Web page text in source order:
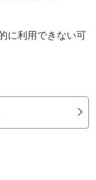
に利用できない可